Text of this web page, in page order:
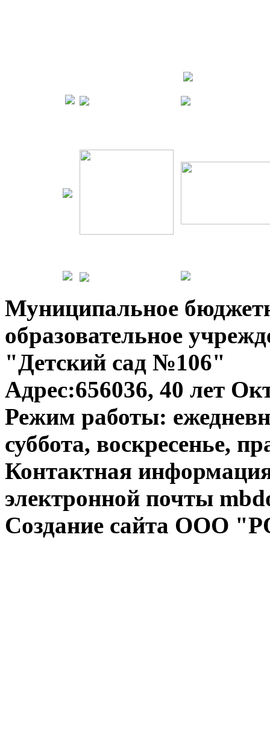
Муниципальное
образовательное
"Детский сад №106"
Адрес:656036, 40 лет
Режим работы:
суббота, воскресенье,
Контактная
электронной почты
Создание сайта ООО